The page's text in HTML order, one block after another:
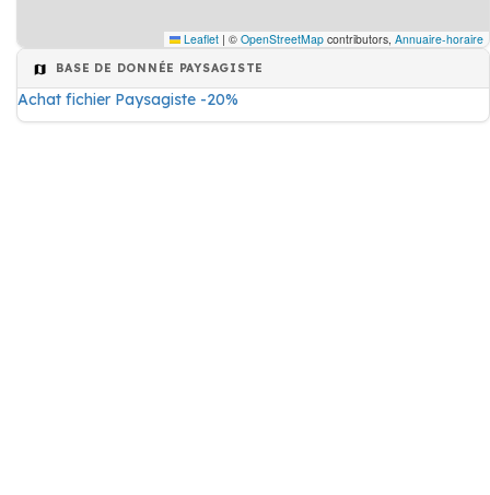
Leaflet | © OpenStreetMap contributors, Annuaire-horaire
BASE DE DONNÉE PAYSAGISTE
Achat fichier Paysagiste -20%